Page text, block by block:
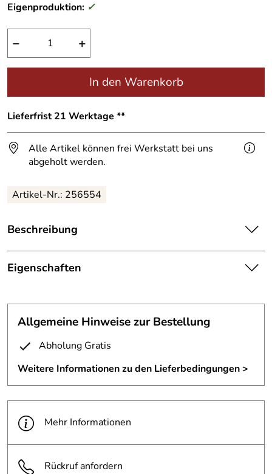
Eigenproduktion: ✓
− +
In den Warenkorb
Lieferfrist 21 Werktage **
Alle Artikel können frei Werkstatt bei uns
abgeholt werden.
Artikel-Nr.: 256554
Beschreibung
Beistelltisch aus 5mm Zunderstahl.
Tischplatte 300x346mm mit 2 untergesetzten Beinen
200x368mm
Beine mit Platte geheftet verschweißt.
Zwei Schweißnähte von außen sichtbar.
Eigenschaften
Material:
5mm Zunderstahl
Oberfläche:
klar lackiert
Höhe:
373 mm
Tiefe:
300 mm
Allgemeine Hinweise zur Bestellung
Abholung Gratis
Weitere Informationen zu den Lieferbedingungen >
Mehr Informationen
Rückruf anfordern